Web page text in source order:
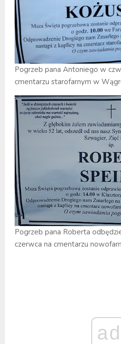
Pogrzeb pana Antoniego w
cmentarzu starofarnym w
Pogrzeb pana Roberta
czerwca na cmentarzu
ad